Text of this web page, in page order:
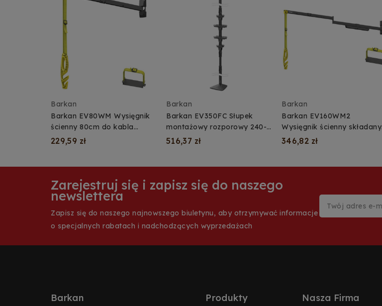
Barkan
Barkan EV80WM Wysięgnik
ścienny 80cm do kabla
ładowarki samochodowej
229,59 zł
Barkan
Barkan EV350FC Słupek
montażowy rozporowy 240-
350cm do ładowarki
516,37 zł
Barkan
Barkan EV160WM2
Wysięgnik ścienny składany
160cm do kabla ładowarki
346,82 zł
Zarejestruj się i zapisz się do naszego
newslettera
Zapisz się do naszego najnowszego biuletynu, aby otrzymywać informacje
o specjalnych rabatach i nadchodzących wyprzedażach
Barkan Produkty Nasza Firma